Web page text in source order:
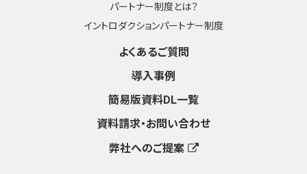
パートナー制度とは？
イントロダクションパートナー制度
よくあるご質問
導入事例
簡易版資料DL一覧
資料請求・お問い合わせ
弊社へのご提案